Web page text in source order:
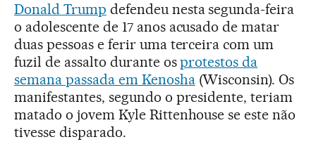
Donald Trump defendeu nesta segunda-feira
o adolescente de 17 anos acusado de matar
duas pessoas e ferir uma terceira com um
fuzil de assalto durante osprotestos da
semana passada em Kenosha(Wisconsin). Os
manifestantes, segundo o presidente, teriam
matado o jovem Kyle Rittenhouse se este não
tivesse disparado.